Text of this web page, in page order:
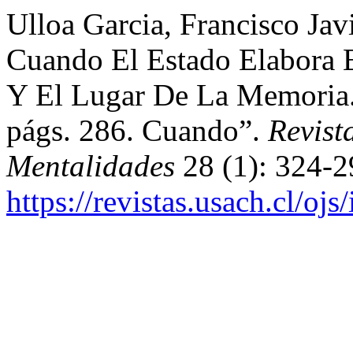
Ulloa Garcia, Francisco
Cuando El Estado Elabora
Y El Lugar De La
págs. 286. Cuando”.
Mentalidades 28 (1): 324-
https://revistas.usach.cl/